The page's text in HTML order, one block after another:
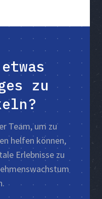
zu
Team, um zu
helfen können,
Erlebnisse zu